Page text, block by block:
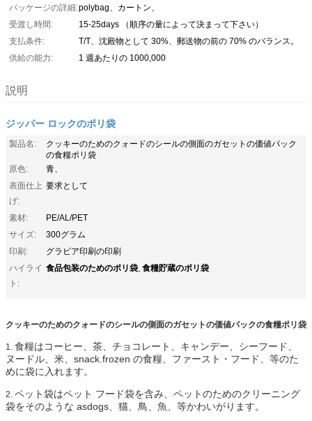
パッケージの詳細:polybag、カートン、
受渡し時間:
15-25days （順序の量によって決まって下さい）
支払条件:
T/T、沈殿物として 30%、郵送物の前の 70% のバランス。
供給の能力:
1 週あたりの 1000,000
説明
ジッパー ロックのポリ袋
製品名:
クッキーのためのクォードのシールの側面のガセットの価値パック
の食糧ポリ袋
原色:
青、
表面仕上
げ:
要求として
素材:
PE/AL/PET
サイズ:
300グラム
印刷:
グラビア印刷の印刷
ハイライ
ト:
食品包装のためのポリ袋, 食糧貯蔵のポリ袋
クッキーのためのクォードのシールの側面のガセットの価値パックの食糧ポリ袋
1. 食糧はコーヒー、茶、チョコレート、キャンデー、シーフード、
ヌードル、米、snack.frozen の食糧、ファースト・フード、等のた
めに袋に入れます。
2. ペット袋はペット フード袋を含み、ペットのためのクリーニング
袋をそのような asdogs、猫、鳥、魚、等かわいがります。